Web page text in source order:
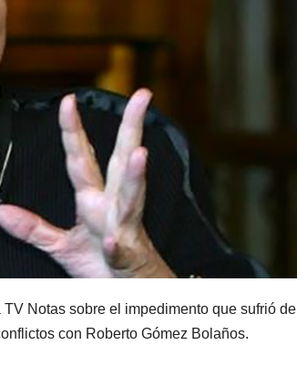
Notas sobre el impedimento que sufrió
con Roberto Gómez Bolaños.